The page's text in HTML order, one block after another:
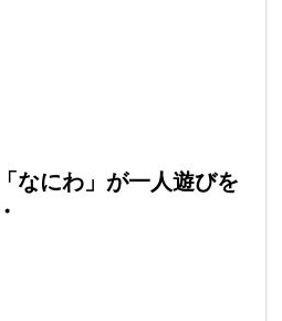
なにわ」が一人遊びを